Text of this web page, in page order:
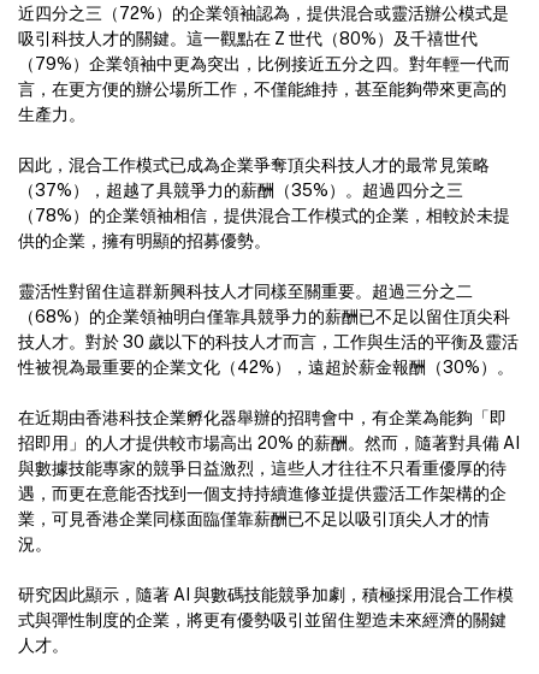
近四分之三（72%）的企業領袖認為，提供混合或靈活辦公模式是
吸引科技人才的關鍵。這一觀點在 Z 世代（80%）及千禧世代
（79%）企業領袖中更為突出，比例接近五分之四。對年輕一代而
言，在更方便的辦公場所工作，不僅能維持，甚至能夠帶來更高的
生產力。
因此，混合工作模式已成為企業爭奪頂尖科技人才的最常見策略
（37%），超越了具競爭力的薪酬（35%）。超過四分之三
（78%）的企業領袖相信，提供混合工作模式的企業，相較於未提
供的企業，擁有明顯的招募優勢。
靈活性對留住這群新興科技人才同樣至關重要。超過三分之二
（68%）的企業領袖明白僅靠具競爭力的薪酬已不足以留住頂尖科
技人才。對於 30 歲以下的科技人才而言，工作與生活的平衡及靈活
性被視為最重要的企業文化（42%），遠超於薪金報酬（30%）。
在近期由香港科技企業孵化器舉辦的招聘會中，有企業為能夠「即
招即用」的人才提供較市場高出 20% 的薪酬。然而，隨著對具備 AI
與數據技能專家的競爭日益激烈，這些人才往往不只看重優厚的待
遇，而更在意能否找到一個支持持續進修並提供靈活工作架構的企
業，可見香港企業同樣面臨僅靠薪酬已不足以吸引頂尖人才的情
況。
研究因此顯示，隨著 AI 與數碼技能競爭加劇，積極採用混合工作模
式與彈性制度的企業，將更有優勢吸引並留住塑造未來經濟的關鍵
人才。